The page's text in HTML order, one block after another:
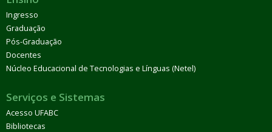
Ingresso
Graduação
Pós-Graduação
Docentes
Núcleo Educacional de Tecnologias e Línguas (Netel)
Serviços e Sistemas
Acesso UFABC
Bibliotecas